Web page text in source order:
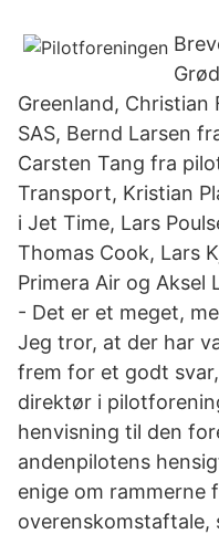
Greenland,
SAS, Bernd Larsen
Carsten Tang fra
Transport, Kristian
i Jet Time, Lars
Thomas Cook, Lars
Primera Air og Aksel
- Det er et meget,
Jeg tror, at der har
frem for et godt
direktør i
henvisning til den
andenpilotens
enige om rammerne
overenskomstaftale,